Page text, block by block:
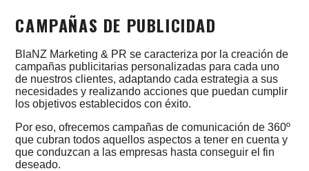
CAMPAÑAS DE PUBLICIDAD
BlaNZ Marketing & PR se caracteriza por la creación de
campañas publicitarias personalizadas para cada uno
de nuestros clientes, adaptando cada estrategia a sus
necesidades y realizando acciones que puedan cumplir
los objetivos establecidos con éxito.
Por eso, ofrecemos campañas de comunicación de 360º
que cubran todos aquellos aspectos a tener en cuenta y
que conduzcan a las empresas hasta conseguir el fin
deseado.